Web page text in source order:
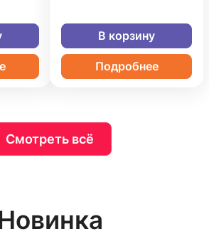
В корзину
Подробнее
Смотреть всё